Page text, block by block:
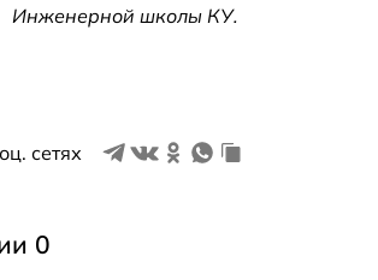
Инженерной школы КУ.
сетях
0